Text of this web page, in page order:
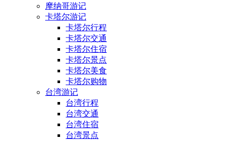
摩纳哥游记
卡塔尔游记
卡塔尔行程
卡塔尔交通
卡塔尔住宿
卡塔尔景点
卡塔尔美食
卡塔尔购物
台湾游记
台湾行程
台湾交通
台湾住宿
台湾景点